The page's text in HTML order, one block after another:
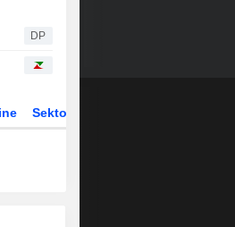
DP
Sektor